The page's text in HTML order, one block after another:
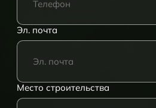
Эл. почта
Место строительства